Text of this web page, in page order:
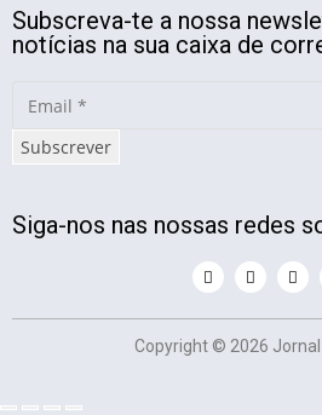
Subscreva-te a nossa
notícias na sua caixa de
Subscrever
Siga-nos nas nossas redes
Copyright © 2026 Jornal